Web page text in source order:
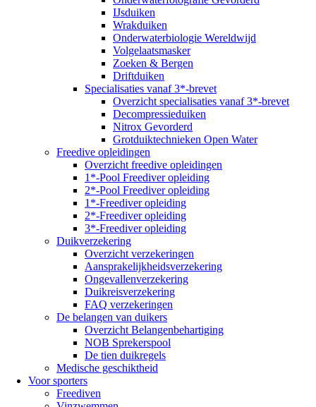
IJsduiken
Wrakduiken
Onderwaterbiologie Wereldwijd
Volgelaatsmasker
Zoeken & Bergen
Driftduiken
Specialisaties vanaf 3*-brevet
Overzicht specialisaties vanaf 3*-brevet
Decompressieduiken
Nitrox Gevorderd
Grotduiktechnieken Open Water
Freedive opleidingen
Overzicht freedive opleidingen
1*-Pool Freediver opleiding
2*-Pool Freediver opleiding
1*-Freediver opleiding
2*-Freediver opleiding
3*-Freediver opleiding
Duikverzekering
Overzicht verzekeringen
Aansprakelijkheidsverzekering
Ongevallenverzekering
Duikreisverzekering
FAQ verzekeringen
De belangen van duikers
Overzicht Belangenbehartiging
NOB Sprekerspool
De tien duikregels
Medische geschiktheid
Voor sporters
Freediven